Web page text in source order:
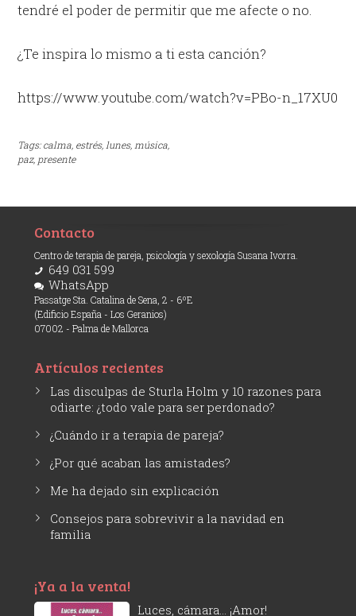
tendré el poder de permitir que me afecte o no.
¿Te inspira lo mismo a ti esta canción?
https://www.youtube.com/watch?v=PBo-n_17XU0
Tags:calma, estrés, lunes, música,
paz, presente
Contacto
Centro de terapia de pareja, psicología y sexología Susana Ivorra.
649 031 599
WhatsApp
Passatge Sta. Catalina de Sena, 2 - 6ºE
(Edificio España - Los Geranios)
07002 - Palma de Mallorca
Artículos recientes
Las disculpas de Sturla Holm y 10 razones para
odiarte: ¿todo vale para ser perdonado?
¿Cuándo ir a terapia de pareja?
¿Por qué acaban las amistades?
Me ha dejado sin explicación
Consejos para sobrevivir a la navidad en
familia
¡Ya a la venta!
Luces, cámara... ¡Amor!